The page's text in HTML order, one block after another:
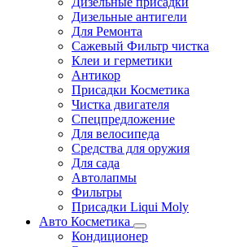
Дизельные антигели
Для Ремонта
Сажевый Фильтр чистка
Клеи и герметики
Антикор
Присадки Косметика
Чистка двигателя
Спецпредложение
Для велосипеда
Средства для оружия
Для сада
Автолапмы
Фильтры
Присадки Liqui Moly
Авто Косметика
Кондиционер